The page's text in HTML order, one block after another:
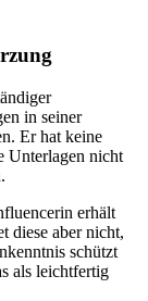
in seiner
Er hat keine
Unterlagen nicht
erhält
diese aber nicht,
schützt
als leichtfertig